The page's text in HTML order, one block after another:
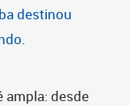
destinou
.
ampla: desde